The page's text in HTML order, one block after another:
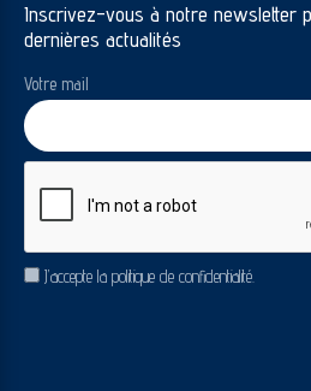
Inscrivez-vous à notre newsletter
dernières actualités
Votre mail
RGPDJ’accepte la politique de confidentialité.